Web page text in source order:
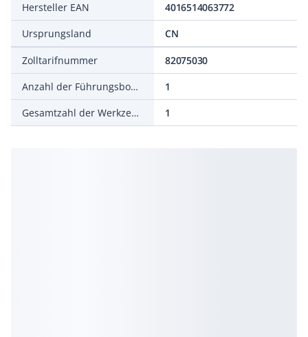
Hersteller EAN
4016514063772
Ursprungsland
CN
Zolltarifnummer
82075030
Anzahl der Führungsbohrer
1
Gesamtzahl der Werkzeuge
1